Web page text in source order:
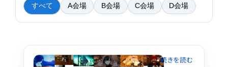
すべて A会場 B会場 C会場 D会場